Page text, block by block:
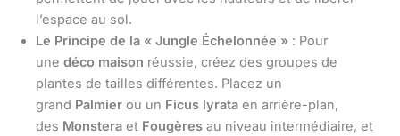
l’espace au sol.
Le Principe de la « Jungle Échelonnée » : Pour
une déco maison réussie, créez des groupes de
plantes de tailles différentes. Placez un
grand Palmier ou un Ficus lyrata en arrière-plan,
des Monstera et Fougères au niveau intermédiaire, et